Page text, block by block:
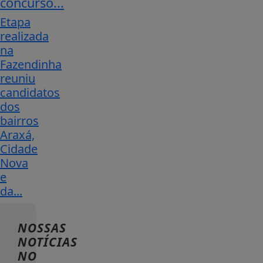
Etapa
realizada
na
Fazendinha
reuniu
candidatos
dos
bairros
Araxá,
Cidade
Nova
e
da...
NOSSAS
NOTÍCIAS
NO